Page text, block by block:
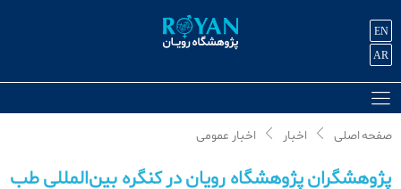
EN
AR
صفحه اصلی اخبار اخبار عمومی
پژوهشگران پژوهشگاه رویان در کنگره بین‌المللی طب